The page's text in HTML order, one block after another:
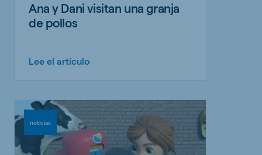
Ana y Dani visitan una granja
de pollos
Lee el artículo
noticias